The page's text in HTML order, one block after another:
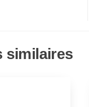
similaires